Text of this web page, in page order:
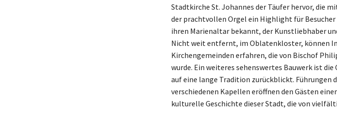
Stadtkirche St. Johannes der Täufer hervor, die
der prachtvollen Orgel ein Highlight für
ihren Marienaltar bekannt, der Kunstliebhaber
Nicht weit entfernt, im Oblatenkloster, können
Kirchengemeinden erfahren, die von Bischof
wurde. Ein weiteres sehenswertes Bauwerk ist
auf eine lange Tradition zurückblickt. Führungen
verschiedenen Kapellen eröffnen den Gästen
kulturelle Geschichte dieser Stadt, die von